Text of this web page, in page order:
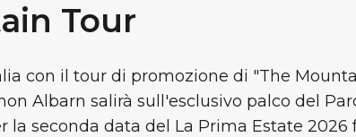
Tour
con il tour di promozione di "The
Albarn salirà sull'esclusivo palco del
la seconda data del La Prima Estate